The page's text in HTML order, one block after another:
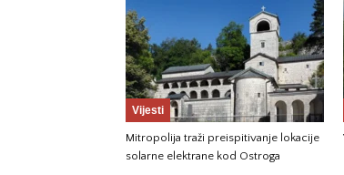
Vijesti
Mitropolija traži preispitivanje lokacije
solarne elektrane kod Ostroga